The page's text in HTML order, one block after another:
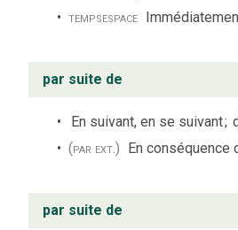
tempsespace
par suite de
En suivant, en se suivant;
(par ext.) En conséquence
par suite de